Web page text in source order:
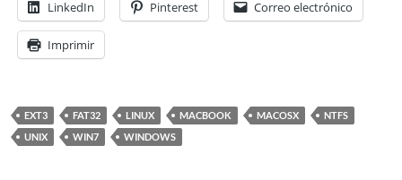
LinkedIn Pinterest Correo electrónico
Imprimir
EXT3 FAT32 LINUX MACBOOK MACOSX
NTFS
UNIX
WIN7 WINDOWS